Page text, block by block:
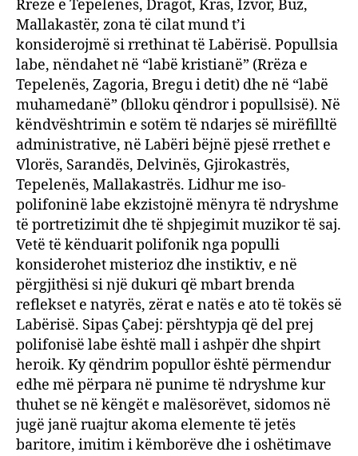
Rrëzë e Tepelenës, Dragot, Kras, Izvor, Buz,
Mallakastër, zona të cilat mund t’i
konsiderojmë si rrethinat të Labërisë. Popullsia
labe, nëndahet në “labë kristianë” (Rrëza e
Tepelenës, Zagoria, Bregu i detit) dhe në “labë
muhamedanë” (blloku qëndror i popullsisë). Në
këndvështrimin e sotëm të ndarjes së mirëfilltë
administrative, në Labëri bëjnë pjesë rrethet e
Vlorës, Sarandës, Delvinës, Gjirokastrës,
Tepelenës, Mallakastrës. Lidhur me iso-
polifoninë labe ekzistojnë mënyra të ndryshme
të portretizimit dhe të shpjegimit muzikor të saj.
Vetë të kënduarit polifonik nga populli
konsiderohet misterioz dhe instiktiv, e në
përgjithësi si një dukuri që mbart brenda
reflekset e natyrës, zërat e natës e ato të tokës së
Labërisë. Sipas Çabej: përshtypja që del prej
polifonisë labe është mall i ashpër dhe shpirt
heroik. Ky qëndrim popullor është përmendur
edhe më përpara në punime të ndryshme kur
thuhet se në këngët e malësorëvet, sidomos në
jugë janë ruajtur akoma elemente të jetës
baritore, imitim i këmborëve dhe i oshëtimave